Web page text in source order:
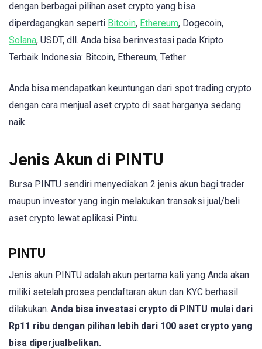
dengan berbagai pilihan aset crypto yang bisa
diperdagangkan seperti Bitcoin, Ethereum, Dogecoin,
Solana, USDT, dll. Anda bisa berinvestasi pada Kripto
Terbaik Indonesia: Bitcoin, Ethereum, Tether
Anda bisa mendapatkan keuntungan dari spot trading crypto
dengan cara menjual aset crypto di saat harganya sedang
naik.
Jenis Akun di PINTU
Bursa PINTU sendiri menyediakan 2 jenis akun bagi trader
maupun investor yang ingin melakukan transaksi jual/beli
aset crypto lewat aplikasi Pintu.
PINTU
Jenis akun PINTU adalah akun pertama kali yang Anda akan
miliki setelah proses pendaftaran akun dan KYC berhasil
dilakukan. Anda bisa investasi crypto di PINTU mulai dari
Rp11 ribu dengan pilihan lebih dari 100 aset crypto yang
bisa diperjualbelikan.